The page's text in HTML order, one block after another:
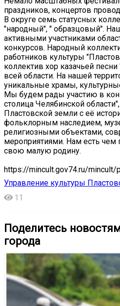
праздников, концертов
В округе семь статусных
"народный", " образцовый".
активными участниками
конкурсов. Народный
работников культуры
коллектив хор казачьей
всей области. На нашей
уникальные храмы,
Мы будем рады участию в
столица Челябинской
Пластовской земли с её
фольклорным наследием,
религиозными объектами,
мероприятиями. Нам есть
свою малую родину.
https://mincult.gov74.ru/mincult/
Управление культуры
11
Поделитесь
города